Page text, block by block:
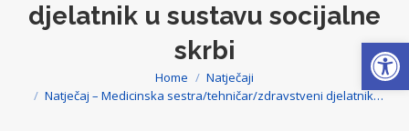
djelatnik u sustavu socijalne
skrbi
Home
Natječaji
Natječaj – Medicinska sestra/tehničar/zdravstveni djelatnik…